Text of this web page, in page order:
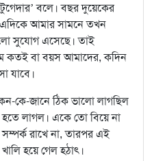
বলে। বছর দুয়েকের
এদিকে আমার সামনে তখন
সুযোগ এসেছে। তাই
কতই বা বয়স আমাদের, কদিন
যাবে।
কে-জানে ঠিক ভালো লাগছিল
লাগল। একে তো বিয়ে না
রাখে না, তারপর এই
হয়ে গেল হঠাৎ।